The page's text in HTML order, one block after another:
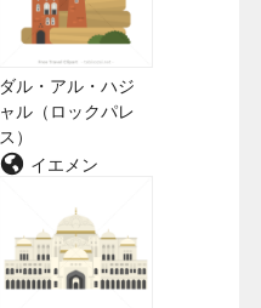
ダル・アル・ハジ
ャル（ロックパレ
ス）
イエメン